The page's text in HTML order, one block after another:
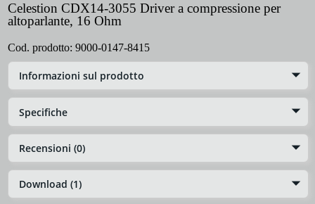
Celestion CDX14-3055 Driver a compressione per
altoparlante, 16 Ohm
Cod. prodotto: 9000-0147-8415
Informazioni sul prodotto
Specifiche
Recensioni (0)
Download (1)